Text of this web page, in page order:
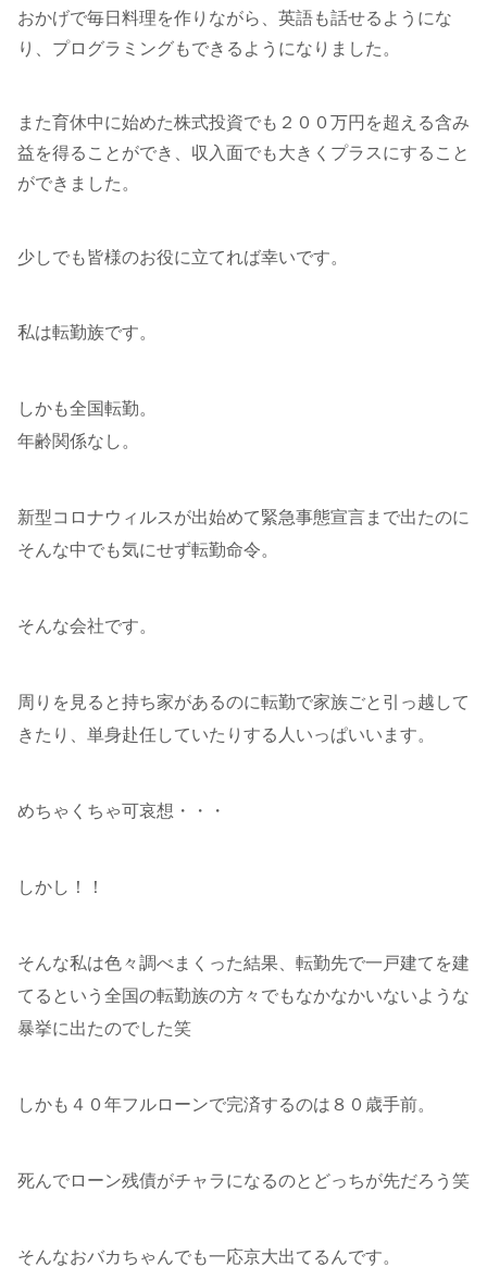
おかげで毎日料理を作りながら、英語も話せるようにな
り、プログラミングもできるようになりました。
また育休中に始めた株式投資でも２００万円を超える含み
益を得ることができ、収入面でも大きくプラスにすること
ができました。
少しでも皆様のお役に立てれば幸いです。
私は転勤族です。
しかも全国転勤。
年齢関係なし。
新型コロナウィルスが出始めて緊急事態宣言まで出たのに
そんな中でも気にせず転勤命令。
そんな会社です。
周りを見ると持ち家があるのに転勤で家族ごと引っ越して
きたり、単身赴任していたりする人いっぱいいます。
めちゃくちゃ可哀想・・・
しかし！！
そんな私は色々調べまくった結果、転勤先で一戸建てを建
てるという全国の転勤族の方々でもなかなかいないような
暴挙に出たのでした笑
しかも４０年フルローンで完済するのは８０歳手前。
死んでローン残債がチャラになるのとどっちが先だろう笑
そんなおバカちゃんでも一応京大出てるんです。